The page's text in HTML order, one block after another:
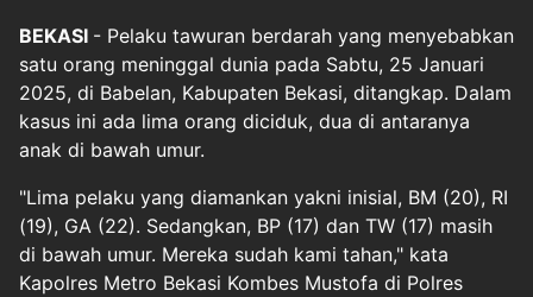
BEKASI - Pelaku tawuran berdarah yang menyebabkan
satu orang meninggal dunia pada Sabtu, 25 Januari
2025, di Babelan, Kabupaten Bekasi, ditangkap. Dalam
kasus ini ada lima orang diciduk, dua di antaranya
anak di bawah umur.
"Lima pelaku yang diamankan yakni inisial, BM (20), RI
(19), GA (22). Sedangkan, BP (17) dan TW (17) masih
di bawah umur. Mereka sudah kami tahan," kata
Kapolres Metro Bekasi Kombes Mustofa di Polres